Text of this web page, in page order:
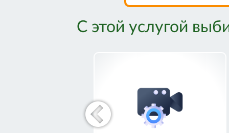
С этой услугой